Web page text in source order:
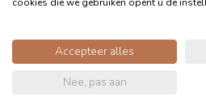
Accepteer alles
Nee, pas aan